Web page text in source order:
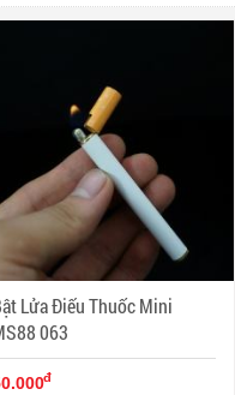
Lửa Điếu Thuốc Mini
063
đ